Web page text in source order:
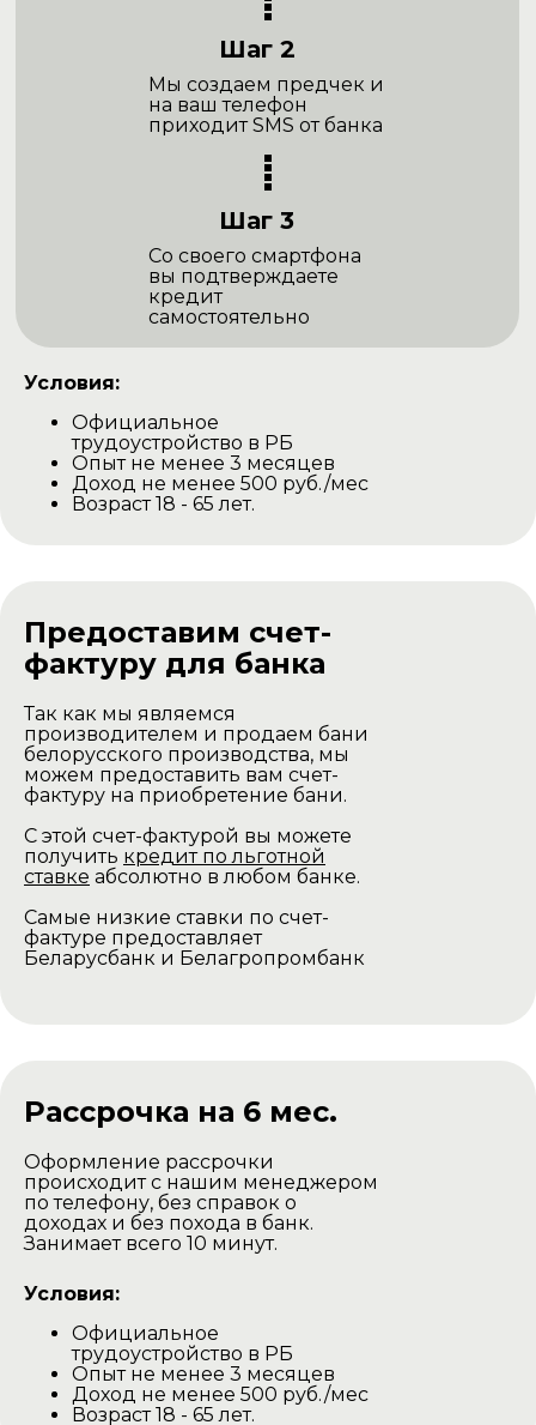
Шаг 2
Мы создаем предчек и
на ваш телефон
приходит SMS от банка
Шаг 3
Со своего смартфона
вы подтверждаете
кредит
самостоятельно
Рассрочка на 6 мес.
Оформление рассрочки
происходит с нашим менеджером
по телефону, без справок о
доходах и без похода в банк.
Занимает всего 10 минут.
Условия:
Официальное
трудоустройство в РБ
Опыт не менее 3 месяцев
Доход не менее 500 руб./мес
Возраст 18 - 65 лет.
Условия:
Официальное
трудоустройство в РБ
Опыт не менее 3 месяцев
Доход не менее 500 руб./мес
Возраст 18 - 65 лет.
Предоставим счет-
фактуру для банка
Так как мы являемся
производителем и продаем бани
белорусского производства, мы
можем предоставить вам счет-
фактуру на приобретение бани.
С этой счет-фактурой вы можете
получить кредит по льготной
ставке абсолютно в любом банке.
Самые низкие ставки по счет-
фактуре предоставляет
Беларусбанк и Белагропромбанк